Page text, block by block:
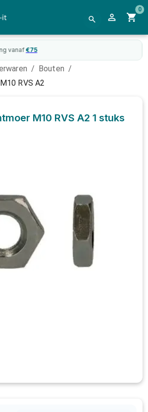
0
vanaf €75
/ Bouten /
RVS A2
M10 RVS A21 stuks